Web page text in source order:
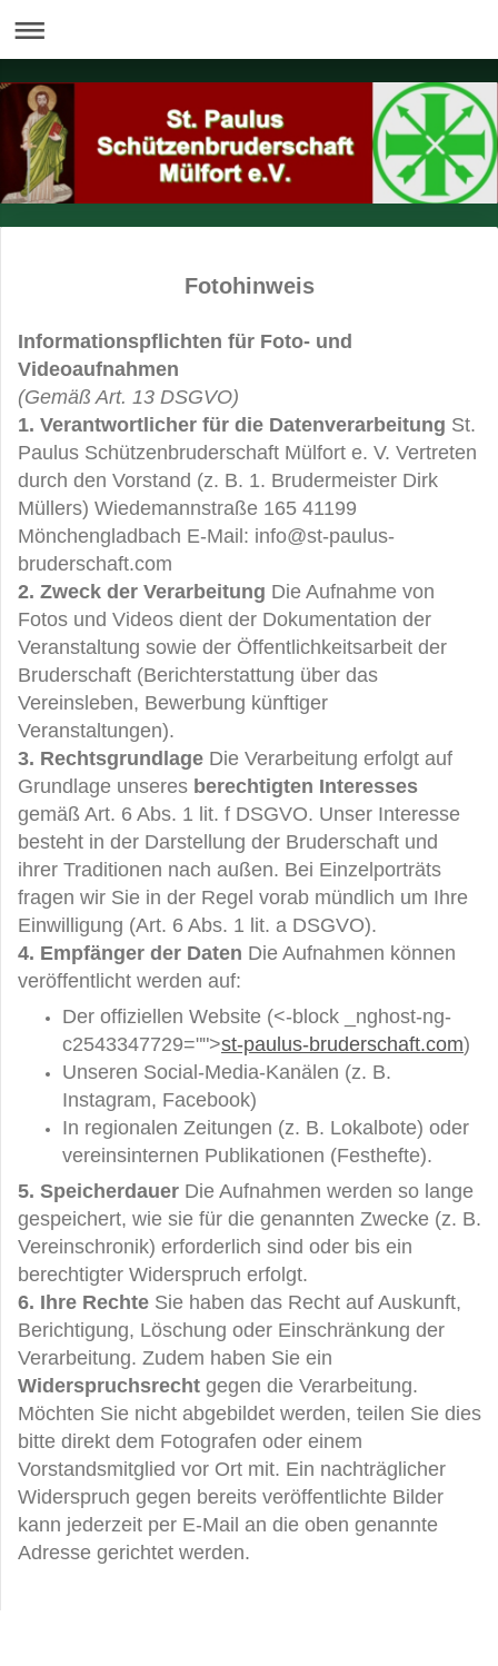
Fotohinweis
Informationspflichten für Foto- und
Videoaufnahmen
(Gemäß Art. 13 DSGVO)
1. Verantwortlicher für die Datenverarbeitung St.
Paulus Schützenbruderschaft Mülfort e. V. Vertreten
durch den Vorstand (z. B. 1. Brudermeister Dirk
Müllers) Wiedemannstraße 165 41199
Mönchengladbach E-Mail: info@st-paulus-
bruderschaft.com
2. Zweck der Verarbeitung Die Aufnahme von
Fotos und Videos dient der Dokumentation der
Veranstaltung sowie der Öffentlichkeitsarbeit der
Bruderschaft (Berichterstattung über das
Vereinsleben, Bewerbung künftiger
Veranstaltungen).
3. Rechtsgrundlage Die Verarbeitung erfolgt auf
Grundlage unseres berechtigten Interesses
gemäß Art. 6 Abs. 1 lit. f DSGVO. Unser Interesse
besteht in der Darstellung der Bruderschaft und
ihrer Traditionen nach außen. Bei Einzelporträts
fragen wir Sie in der Regel vorab mündlich um Ihre
Einwilligung (Art. 6 Abs. 1 lit. a DSGVO).
4. Empfänger der Daten Die Aufnahmen können
veröffentlicht werden auf:
Der offiziellen Website (<-block _nghost-ng-
c2543347729="">st-paulus-bruderschaft.com)
Unseren Social-Media-Kanälen (z. B.
Instagram, Facebook)
In regionalen Zeitungen (z. B. Lokalbote) oder
vereinsinternen Publikationen (Festhefte).
5. Speicherdauer Die Aufnahmen werden so lange
gespeichert, wie sie für die genannten Zwecke (z. B.
Vereinschronik) erforderlich sind oder bis ein
berechtigter Widerspruch erfolgt.
6. Ihre Rechte Sie haben das Recht auf Auskunft,
Berichtigung, Löschung oder Einschränkung der
Verarbeitung. Zudem haben Sie ein
Widerspruchsrecht gegen die Verarbeitung.
Möchten Sie nicht abgebildet werden, teilen Sie dies
bitte direkt dem Fotografen oder einem
Vorstandsmitglied vor Ort mit. Ein nachträglicher
Widerspruch gegen bereits veröffentlichte Bilder
kann jederzeit per E-Mail an die oben genannte
Adresse gerichtet werden.